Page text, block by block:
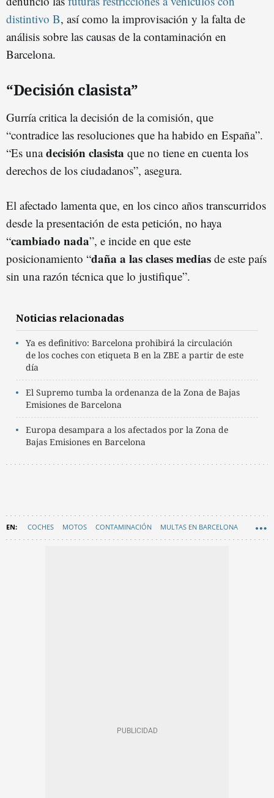
distintivo B, así como la improvisación y la falta de
análisis sobre las causas de la contaminación en
Barcelona.
“Decisión clasista”
Gurría critica la decisión de la comisión, que
“contradice las resoluciones que ha habido en España”.
“Es unadecisión clasista que no tiene en cuenta los
derechos de los ciudadanos”, asegura.
El afectado lamenta que, en los cinco años transcurridos
desde la presentación de esta petición, no haya
“cambiado nada”, e incide en que este
posicionamiento “daña a las clases medias de este país
sin una razón técnica que lo justifique”.
Noticias relacionadas
Ya es definitivo: Barcelona prohibirá la circulación
de los coches con etiqueta B en la ZBE a partir de este
día
El Supremo tumba la ordenanza de la Zona de Bajas
Emisiones de Barcelona
Europa desampara a los afectados por la Zona de
Bajas Emisiones en Barcelona
COCHES MOTOS CONTAMINACIÓN MULTAS EN BARCELONA